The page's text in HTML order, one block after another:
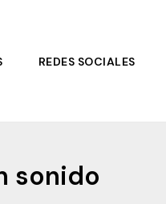
REDES SOCIALES
sonido